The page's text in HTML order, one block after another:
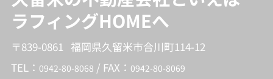
ラフィングHOMEへ
〒839-0861 福岡県久留米市合川町114-12
TEL： 0942-80-8068 / FAX： 0942-80-8069